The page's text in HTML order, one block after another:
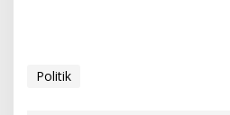
Politik